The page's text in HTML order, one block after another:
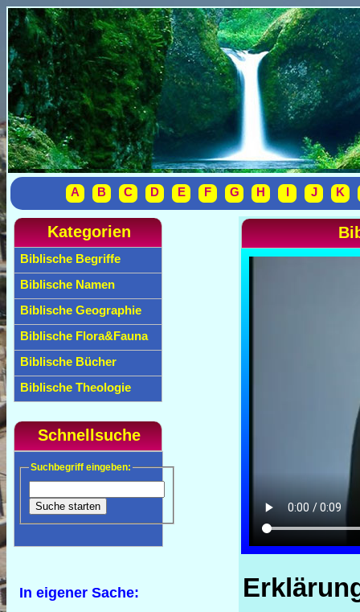
A B C D E F G H J K
Kategorien
Biblische Begriffe
Biblische Namen
Biblische Geographie
Biblische Flora&Fauna
Biblische Bücher
Biblische Theologie
Schnellsuche
Suchbegriff eingeben:
In eigener Sache: